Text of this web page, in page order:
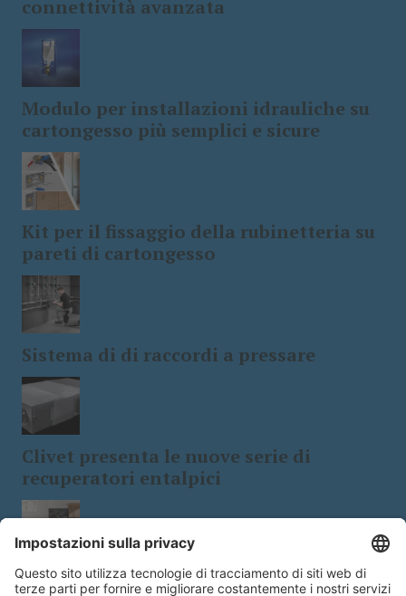
connettività avanzata
Modulo per installazioni idrauliche su
cartongesso più semplici e sicure
Kit per il fissaggio della rubinetteria su
pareti di cartongesso
Sistema di di raccordi a pressare
Clivet presenta le nuove serie di
recuperatori entalpici
Tecnologia e design: le stufe a